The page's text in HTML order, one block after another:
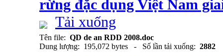
rừng đặc dụng Việt Nam
Tải xuống
Tên file: QD de an RDD 2008.doc
Dung lượng: 195,072 bytes - Số lần tải xuống: 2882